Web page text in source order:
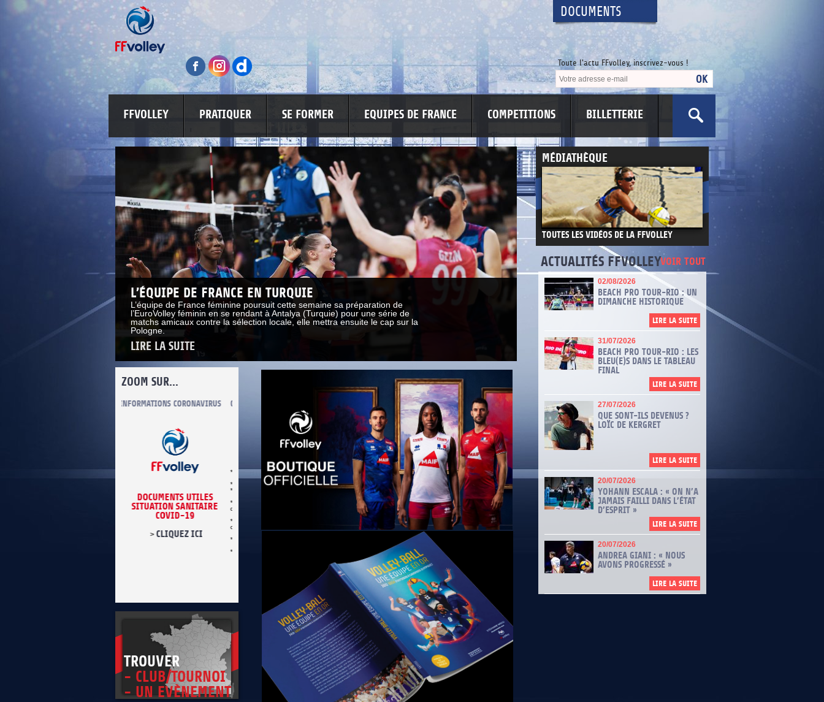
DOCUMENTS
Toute l'actu FFvolley, inscrivez-vous !
FFVOLLEY PRATIQUER SE FORMER EQUIPES DE FRANCE COMPETITIONS BILLETTERIE
L’ÉQUIPE DE FRANCE EN TURQUIE
L’équipe de France féminine poursuit cette semaine sa préparation de
l’EuroVolley féminin en se rendant à Antalya (Turquie) pour une série de
matchs amicaux contre la sélection locale, elle mettra ensuite le cap sur la
Pologne.
LIRE LA SUITE
L’ÉQUIPE DE FRANCE EN TURQUIE
L’équipe de France féminine poursuit cette semaine sa préparation de
l’EuroVolley féminin en se rendant à Antalya (Turquie) pour une série de
matchs amicaux contre la sélection locale, elle mettra ensuite le cap sur la
LIRE LA SUITE
ZOOM SUR...
COMITÉ DU FAIR PLAY
* Se conformer aux règles du jeu.
* Refuser toute forme de violence et
de tricherie.
* Être maître de soi en toutes
* Être loyal dans le sport et dans la vie.
* Être exemplaire, généreux et tolérant
MA PETITE SPONSO INFORMATIONS CORONAVIRUS
DOCUMENTS UTILES
SITUATION SANITAIRE
COVID-19
CLIQUEZ ICI
TROUVER
- CLUB/TOURNOI
- UN EVÈNEMENT
MÉDIATHÈQUE
TOUTES LES VIDÉOS DE LA FFVOLLEY
ACTUALITÉS FFVOLLEY
02/08/2026
BEACH PRO TOUR-RIO : UN
DIMANCHE HISTORIQUE
LIRE LA SUITE
31/07/2026
BEACH PRO TOUR-RIO : LES
BLEU(E)S DANS LE TABLEAU
FINAL
LIRE LA SUITE
27/07/2026
QUE SONT-ILS DEVENUS ?
LOÏC DE KERGRET
LIRE LA SUITE
20/07/2026
YOHANN ESCALA : « ON N’A
JAMAIS FAILLI DANS L’ÉTAT
D’ESPRIT »
LIRE LA SUITE
20/07/2026
ANDREA GIANI : « NOUS
AVONS PROGRESSÉ »
LIRE LA SUITE
VOIR TOUT